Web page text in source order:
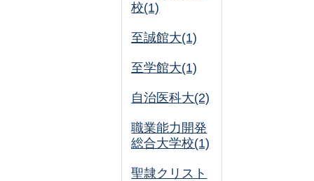
校(1)
至誠館大(1)
至学館大(1)
自治医科大(2)
職業能力開発
総合大学校(1)
聖隷クリスト